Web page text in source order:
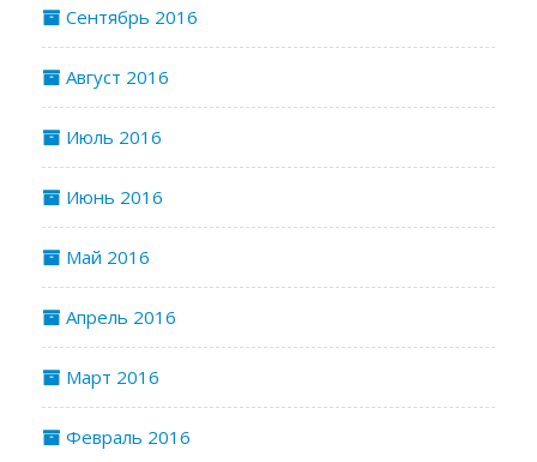
Сентябрь 2016
Август 2016
Июль 2016
Июнь 2016
Май 2016
Апрель 2016
Март 2016
Февраль 2016